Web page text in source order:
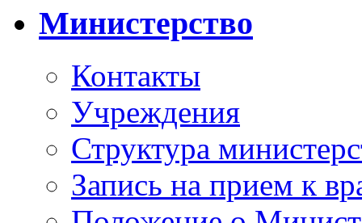
Министерство
Контакты
Учреждения
Структура
Запись на прием к